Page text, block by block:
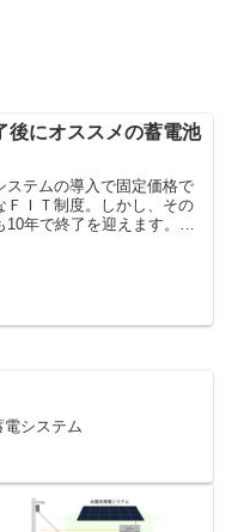
後にオススメの蓄電池
ステムの導入で固定価格で
ＦＩＴ制度。しかし、その
10年で終了を迎えます。Ｆ
電システム